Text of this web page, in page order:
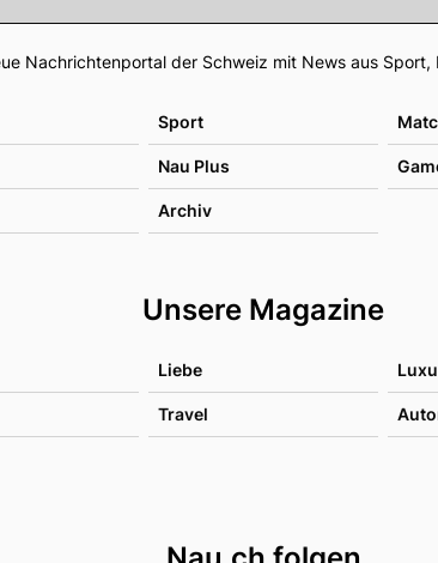
Footer
Nachrichtenportal der Schweiz mit News aus Sport,
Sport
Nau Plus
Archiv
Unsere Magazine
Liebe
Travel